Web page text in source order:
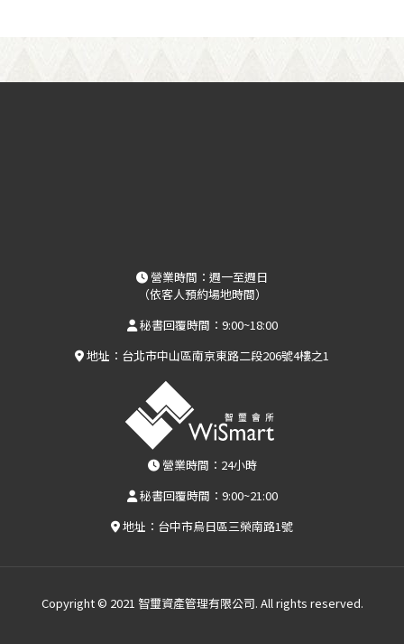
營業時間：週一至週日
（依客人預約場地時間）
秘書回覆時間：9:00~18:00
地址：台北市中山區南京東路二段206號4樓之1
營業時間：24小時
秘書回覆時間：9:00~21:00
地址：台中市烏日區三榮南路1號
Copyright © 2021 智璽資產管理有限公司. All rights reserved.